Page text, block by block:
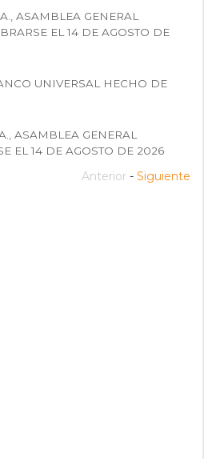
ASAMBLEA GENERAL
EL 14 DE AGOSTO DE
UNIVERSAL HECHO DE
ASAMBLEA GENERAL
EL 14 DE AGOSTO DE 2026
Anterior - Siguiente